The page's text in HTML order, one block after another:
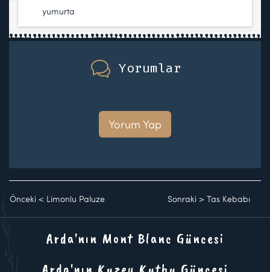
yumurta
Yorumlar
Yorum Yap
Önceki < Limonlu Paluze Sonraki >Tas Kebabı
Arda'nın Mont Blanc Güncesi